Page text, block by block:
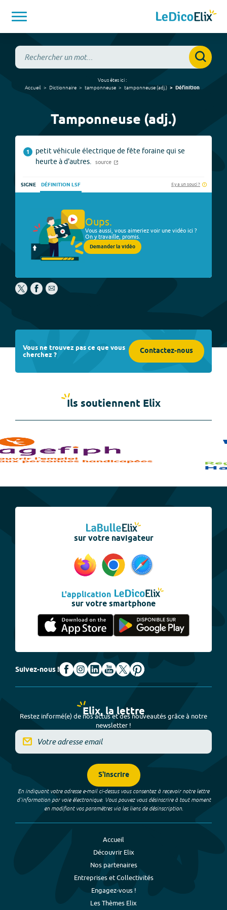
Vous êtes ici :
Accueil
Dictionnaire tamponneuse tamponneuse(adj.) Définition
Tamponneuse (adj.)
1
petit véhicule électrique de fête foraine qui se
heurte à d'autres.
source
SIGNE DÉFINITION LSF Il y a un souci ?
Oups.
Vous aussi, vous aimeriez voir une vidéo ici ?
On y travaille, promis.
Demander la vidéo
Vous ne trouvez pas ce que vous
cherchez ? Contactez-nous
Ils soutiennent Elix
sur votre navigateur
L'application
sur votre smartphone
Suivez-nous !
Elix, la lettre
Restez informé(e) de nos actus et des nouveautés grâce à notre
newsletter !
S'inscrire
En indiquant votre adresse e-mail ci-dessus vous consentez à recevoir notre lettre
d’information par voie électronique. Vous pouvez vous désinscrire à tout moment
en modifiant vos paramètres via les liens de désinscription.
Accueil
Découvrir Elix
Nos partenaires
Entreprises et Collectivités
Engagez-vous !
Les Thèmes Elix